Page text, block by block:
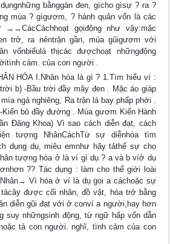
bằnggán đen, gìcho gìsự ? ra ?
múa ? gìgươm, ? hành quân vốn là các
gọiđộng như vậy:mặc
trở, ra nêntrận gần, múa gũigươm với
vốnbiểulà thịcác đượchoạt nhữngđộng
cảm. của con người .
HÓA I.Nhân hóa là gì ? 1.Tìm hiểu ví :
b) -Bầu trời đầy mây đen . Mặc áo giáp
ngả nghiêng, Ra trận lá bay phấp phới .
Kiến bò đầy đường . Múa gươm Kiến Hành
Đăng Khoa) Vì sao cách diễn đạt, cách
tượng NhânCáchTừ sự diễnhóa tìm
dụng dụ, miêu emnhư hãy tảthế sự cho
tượng hóa ở là ví gì dụ ? a và b víở dụ
?? Tác dụng : làm cho thế giới loài
Vì hóa ở ví là dụ gọi a cáchoặc sự
được cối nhân, đồ vật, hóa trở bằng
diễn gũi đạt với ở conví a người,hay hơn
suy nhữngsinh động, từ ngữ hấp vốn dẫn
tả con người. nghĩ, tình cảm của con